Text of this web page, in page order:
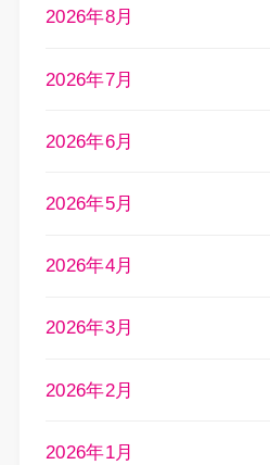
2026年8月
2026年7月
2026年6月
2026年5月
2026年4月
2026年3月
2026年2月
2026年1月